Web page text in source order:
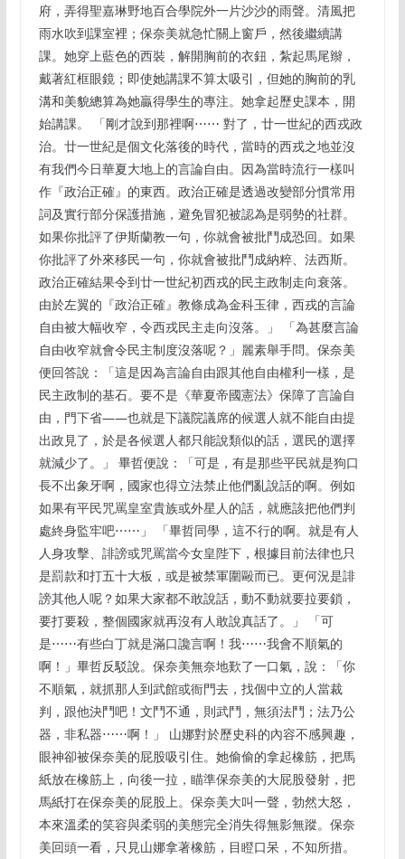
府，弄得聖嘉琳野地百合學院外一片沙沙的雨聲。清風把
雨水吹到課室裡；保奈美就急忙關上窗戶，然後繼續講
課。她穿上藍色的西裝，解開胸前的衣鈕，紮起馬尾辮，
戴著紅框眼鏡；即使她講課不算太吸引，但她的胸前的乳
溝和美貌總算為她贏得學生的專注。她拿起歷史課本，開
始講課。 「剛才說到那裡啊⋯⋯ 對了，廿一世紀的西戎政
治。廿一世紀是個文化落後的時代，當時的西戎之地並沒
有我們今日華夏大地上的言論自由。因為當時流行一樣叫
作『政治正確』的東西。政治正確是透過改變部分慣常用
詞及實行部分保護措施，避免冒犯被認為是弱勢的社群。
如果你批評了伊斯蘭教一句，你就會被批鬥成恐回。如果
你批評了外來移民一句，你就會被批鬥成納粹、法西斯。
政治正確結果令到廿一世紀初西戎的民主政制走向衰落。
由於左翼的『政治正確』教條成為金科玉律，西戎的言論
自由被大幅收窄，令西戎民主走向沒落。」 「為甚麼言論
自由收窄就會令民主制度沒落呢？」麗素舉手問。保奈美
便回答說：「這是因為言論自由跟其他自由權利一樣，是
民主政制的基石。要不是《華夏帝國憲法》保障了言論自
由，門下省——也就是下議院議席的候選人就不能自由提
出政見了，於是各候選人都只能說類似的話，選民的選擇
就減少了。」 畢哲便說：「可是，有是那些平民就是狗口
長不出象牙啊，國家也得立法禁止他們亂說話的啊。例如
如果有平民咒罵皇室貴族或外星人的話，就應該把他們判
處終身監牢吧⋯⋯」 「畢哲同學，這不行的啊。就是有人
人身攻擊、誹謗或咒罵當今女皇陛下，根據目前法律也只
是罰款和打五十大板，或是被禁軍圍毆而已。更何況是誹
謗其他人呢？如果大家都不敢說話，動不動就要拉要鎖，
要打要殺，整個國家就再沒有人敢說真話了。」 「可
是⋯⋯有些白丁就是滿口讒言啊！我⋯⋯我會不順氣的
啊！」畢哲反駁說。保奈美無奈地歎了一口氣，說：「你
不順氣，就抓那人到武館或衙門去，找個中立的人當裁
判，跟他決鬥吧！文鬥不通，則武鬥，無須法鬥；法乃公
器，非私器⋯⋯啊！」 山娜對於歷史科的內容不感興趣，
眼神卻被保奈美的屁股吸引住。她偷偷的拿起橡筋，把馬
紙放在橡筋上，向後一拉，瞄準保奈美的大屁股發射，把
馬紙打在保奈美的屁股上。保奈美大叫一聲，勃然大怒，
本來溫柔的笑容與柔弱的美態完全消失得無影無蹤。保奈
美回頭一看，只見山娜拿著橡筋，目瞪口呆，不知所措。